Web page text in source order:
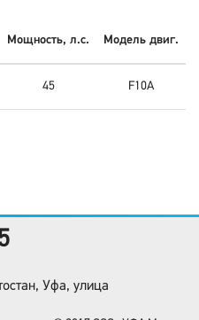
Мощность, л.с. Модель двиг.
45 F10A
Уфа, улица